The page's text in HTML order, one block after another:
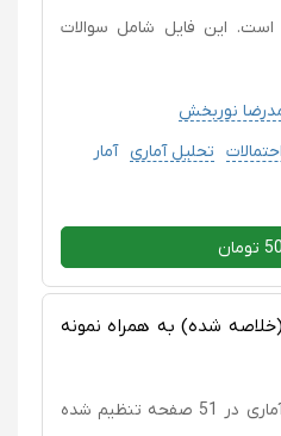
است. این فایل شامل سوالات
نوربخش
تحلیل آماری آمار
شده) به همراه نمونه
سلام. جزوه آموزشی تحلیل آماری در 51 صفحه تنظیم شده